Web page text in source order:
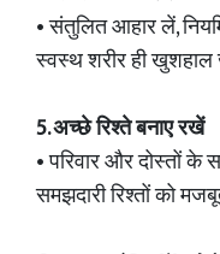
• संतुलित आहार लें,
स्वस्थ शरीर ही खुशहाल
5. अच्छे रिश्ते बनाए रखें
• परिवार और दोस्तों
समझदारी रिश्तों को